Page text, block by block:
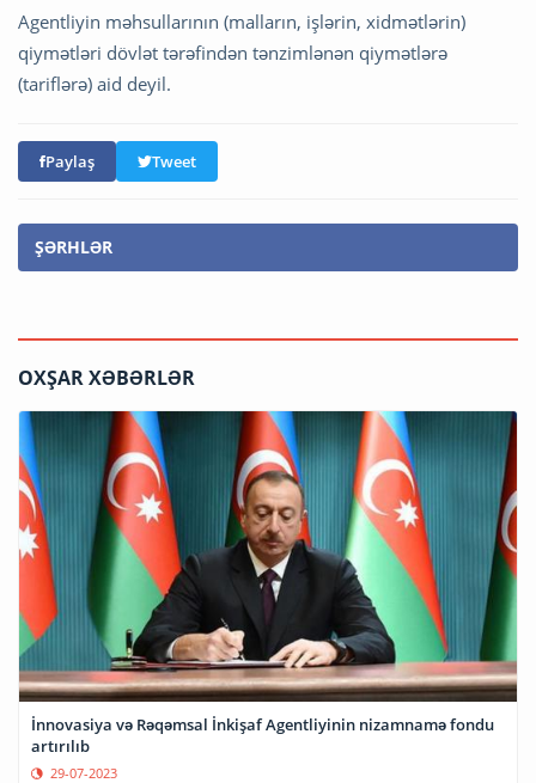
Agentliyin məhsullarının (malların, işlərin, xidmətlərin)
qiymətləri dövlət tərəfindən tənzimlənən qiymətlərə
(tariflərə) aid deyil.
Paylaş Tweet
ŞƏRHLƏR
OXŞAR XƏBƏRLƏR
İnnovasiya və Rəqəmsal İnkişaf Agentliyinin nizamnamə fondu
artırılıb
29-07-2023